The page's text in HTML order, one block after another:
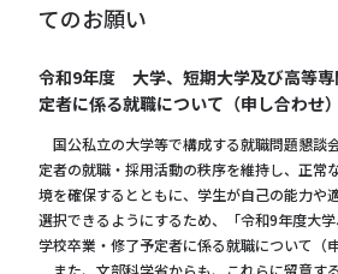
てのお願い
令和9年度 大学、短期大学及び高等専
定者に係る就職について（申し合わせ）
国公私立の大学等で構成する就職問題懇談
定者の就職・採用活動の秩序を維持し、正常
境を確保するとともに、学生が自己の能力や
選択できるようにするため、「令和9年度大
学校卒業・修了予定者に係る就職について（
また、文部科学省からも、これらに留意す